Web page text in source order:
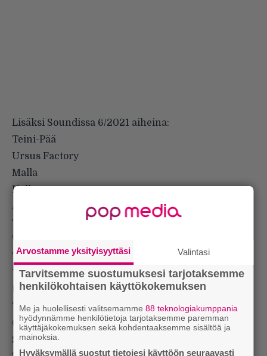
Lisäksi Soundissa 6/2021 aiheina:
Teini-Pää
Ursus Factory
Malla
Helloween
At The Gates
Timo Tolkki
Tuomari Nurmio
Tabula Rasa
Yli 50 levyarviota
Uutisia, kolumneja…
Tilaa Soundi
Osta digilehti (Lehtiluukku)
Soundi jää nyt kesätauolle. Seuraava lehti
Arvostamme yksityisyyttäsi Valintasi
Tarvitsemme suostumuksesi tarjotaksemme
henkilökohtaisen käyttökokemuksen
Me ja huolellisesti valitsemamme88 teknologiakumppania
hyödynnämme henkilötietoja tarjotaksemme paremman
käyttäjäkokemuksen sekä kohdentaaksemme sisältöä ja
mainoksia.
Hyväksymällä suostut tietojesi käyttöön seuraavasti